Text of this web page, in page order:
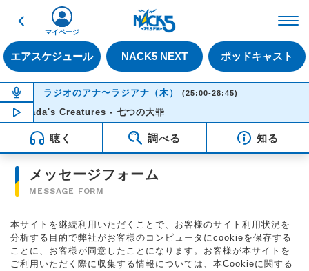
戻る
エアスケジュール NACK5 NEXT ポッドキャスト
マイページ
NOW ON AIR
ラジオのアナ〜ラジアナ（木） (25:00-28:45)
NOW PLAYING04:34
Creatures - 七つの大罪
聴く 調べる 知る
メッセージフォーム
MESSAGE FORM
本サイトを継続利用いただくことで、お客様のサイト利用状況を
分析する目的で弊社がお客様のコンピュータにcookieを保存する
ことに、お客様が同意したことになります。お客様が本サイトを
ご利用いただく際に収集する情報については、本Cookieに関する